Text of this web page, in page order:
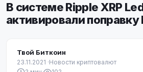
В системе Ripple XRP
активировали поправку
Твой Биткоин
23.11.2021 ·Новости криптовалют